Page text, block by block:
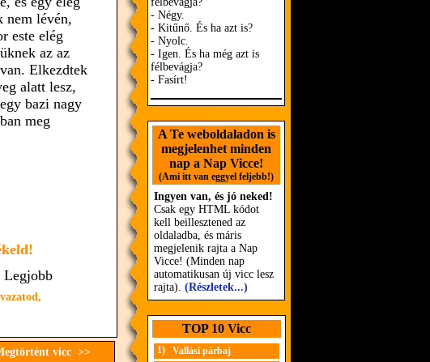
nem lévén,
este elég
az az
Elkezdtek
alatt lesz,
bazi nagy
meg
Legjobb
vicc >>
A Te weboldaladon is
megjelenhet minden
nap a Nap Vicce!
(Ami itt van eggyel feljebb!)
Ingyen van, és jó neked!
Csak egy HTML kódot
kell beillesztened az
oldaladba, és máris
megjelenik rajta a Nap
Vicce! (Minden nap
automatikusan új vicc lesz
rajta). (Részletek...)
TOP 10 Vicc
1)
Vallási párbaj